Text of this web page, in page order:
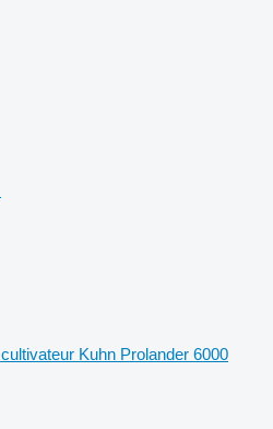
cultivateur Kuhn Prolander 6000